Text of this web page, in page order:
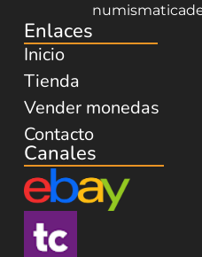
Enlaces
Inicio
Tienda
Vender monedas
Contacto
Canales